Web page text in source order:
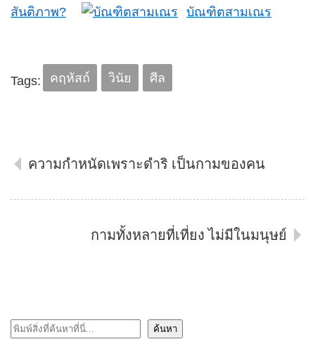
สันติภาพ?
บัณฑิตสามเณร
Tags: คฤหัสถ์ วินัย ศีล
ความกำหนัดเพราะดำริ เป็นกามของคน
กามทั้งหลายที่เที่ยง ไม่มีในมนุษย์
ค้นหา ค้นหา